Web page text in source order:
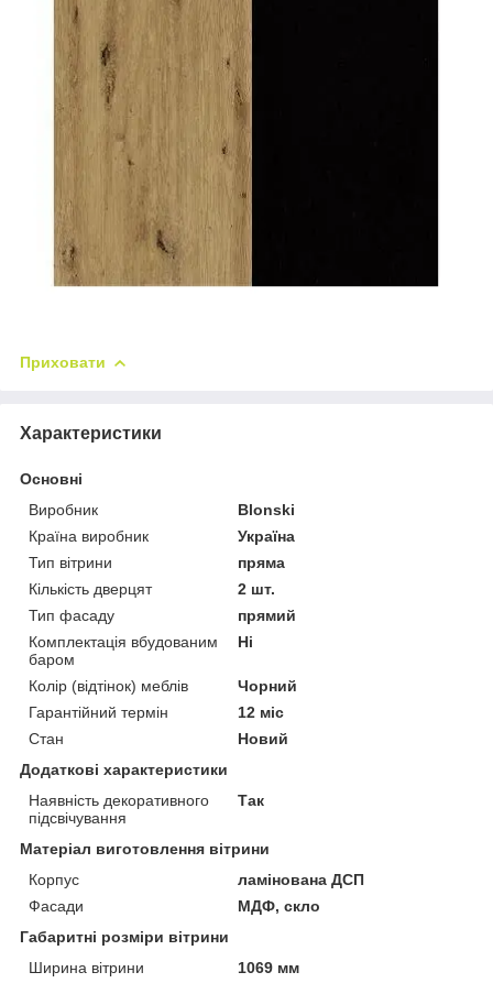
Приховати
Характеристики
Основні
Виробник
Blonski
Країна виробник
Україна
Тип вітрини
пряма
Кількість дверцят
2 шт.
Тип фасаду
прямий
Комплектація вбудованим
баром
Ні
Колір (відтінок) меблів
Чорний
Гарантійний термін
12 міс
Стан
Новий
Додаткові характеристики
Наявність декоративного
підсвічування
Так
Матеріал виготовлення вітрини
Корпус
ламінована ДСП
Фасади
МДФ, скло
Габаритні розміри вітрини
Ширина вітрини
1069 мм